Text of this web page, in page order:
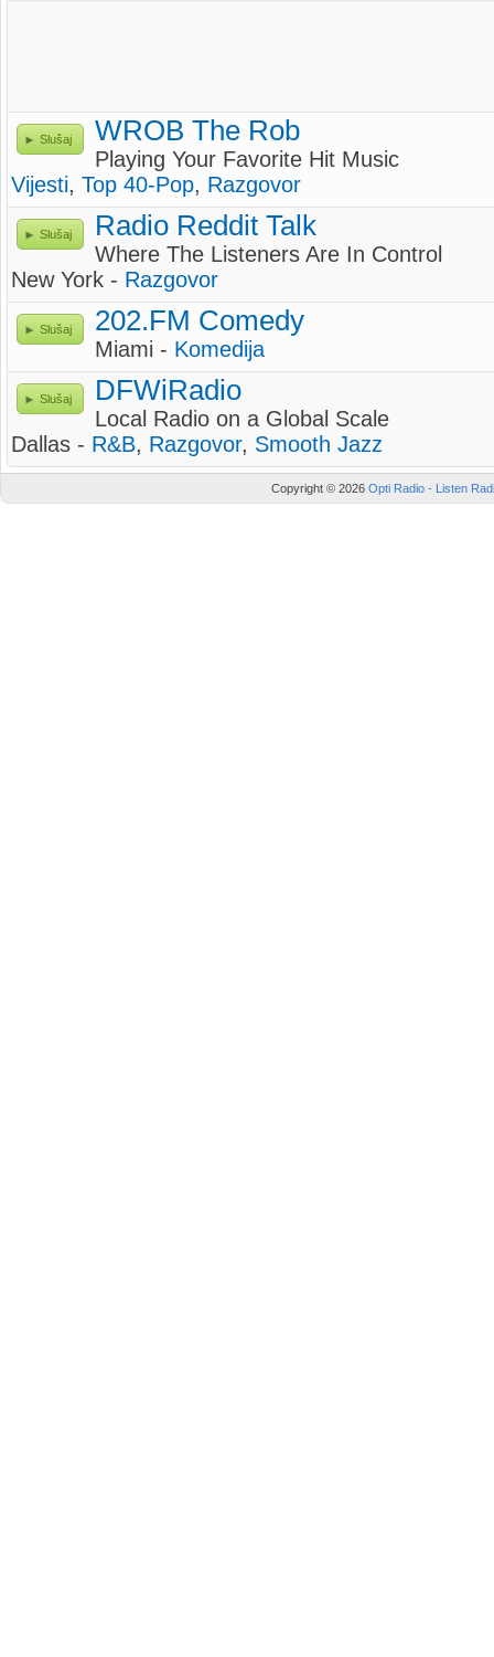
Slušaj WROB The Rob
Playing Your Favorite Hit Music
Vijesti, Top 40-Pop, Razgovor
Slušaj Radio Reddit Talk
Where The Listeners Are In Control
New York - Razgovor
Slušaj 202.FM Comedy
Miami - Komedija
Slušaj DFWiRadio
Local Radio on a Global Scale
Dallas - R&B, Razgovor, Smooth Jazz
Copyright © 2026 Opti Radio - Listen